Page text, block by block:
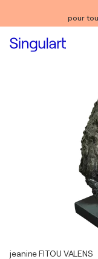
pour
jeanine FITOU VALENS